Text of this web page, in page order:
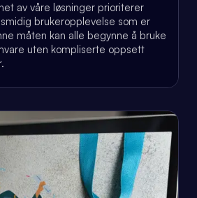
av våre løsninger prioriterer
brukeropplevelse som er
måten kan alle begynne å bruke
uten kompliserte oppsett